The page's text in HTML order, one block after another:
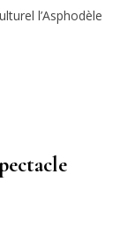
l’Asphodèle